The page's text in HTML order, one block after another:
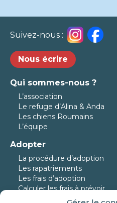
Suivez-nous :
Nous écrire
Qui sommes-nous ?
L’association
Le refuge d’Alina & Anda
Les chiens Roumains
L’équipe
Adopter
La procédure d’adoption
Les rapatriements
Les frais d’adoption
Calculer les frais à prévoir